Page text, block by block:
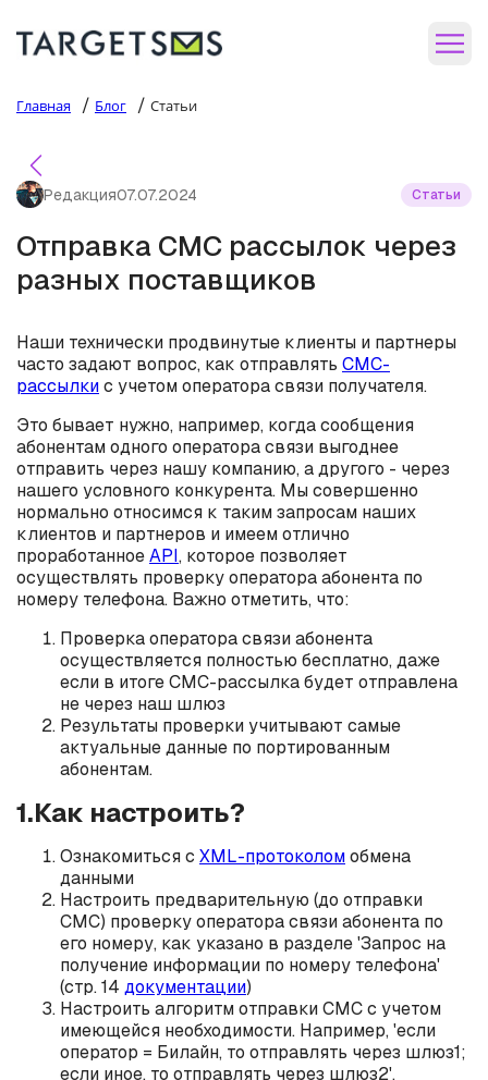
Главная / Блог / Статьи
Редакция07.07.2024 Статьи
Отправка СМС рассылок через
разных поставщиков
Наши технически продвинутые клиенты и партнеры
часто задают вопрос, как отправлять СМС-
рассылкис учетом оператора связи получателя.
Это бывает нужно, например, когда сообщения
абонентам одного оператора связи выгоднее
отправить через нашу компанию, а другого - через
нашего условного конкурента. Мы совершенно
нормально относимся к таким запросам наших
клиентов и партнеров и имеем отлично
проработанноеAPI, которое позволяет
осуществлять проверку оператора абонента по
номеру телефона. Важно отметить, что:
Проверка оператора связи абонента
осуществляется полностью бесплатно, даже
если в итоге СМС-рассылка будет отправлена
не через наш шлюз
Результаты проверки учитывают самые
актуальные данные по портированным
абонентам.
1.Как настроить?
Ознакомиться с XML-протоколомобмена
данными
Настроить предварительную (до отправки
СМС) проверку оператора связи абонента по
его номеру, как указано в разделе 'Запрос на
получение информации по номеру телефона'
(стр. 14 документации)
Настроить алгоритм отправки СМС с учетом
имеющейся необходимости. Например, 'если
оператор = Билайн, то отправлять через шлюз1;
если иное, то отправлять через шлюз2'.